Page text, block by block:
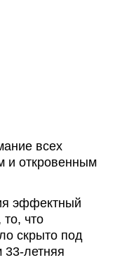
всех
и откровенным
эффектный
что
скрыто под
летняя